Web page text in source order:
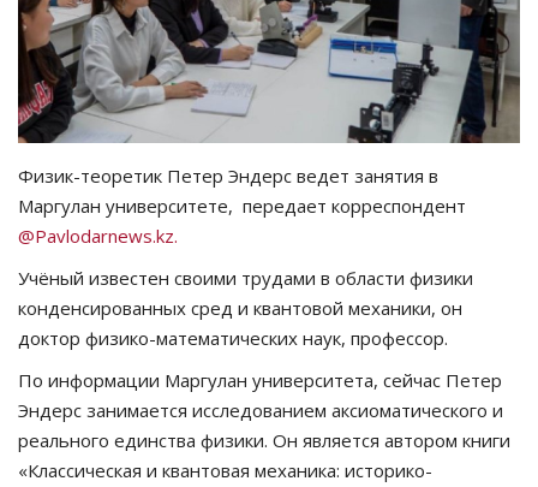
РАЗВЛЕЧЕНИЯ
OFFICIAL
Курултай
Язык
Қазақша Русский
Физик-теоретик Петер Эндерс ведет занятия в
Маргулан университете, передает корреспондент
@Pavlodarnews.kz.
Учёный известен своими трудами в области физики
конденсированных сред и квантовой механики, он
доктор физико-математических наук, профессор.
По информации Маргулан университета, сейчас Петер
Эндерс занимается исследованием аксиоматического и
реального единства физики. Он является автором книги
«Классическая и квантовая механика: историко-